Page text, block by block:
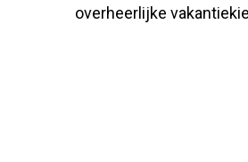
overheerlijke